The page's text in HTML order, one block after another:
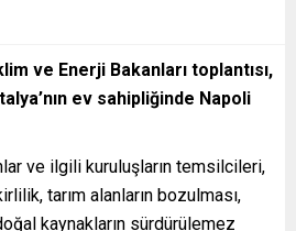
ve Enerji Bakanları toplantısı,
ev sahipliğinde Napoli
ve ilgili kuruluşların temsilcileri,
tarım alanların bozulması,
kaynakların sürdürülemez